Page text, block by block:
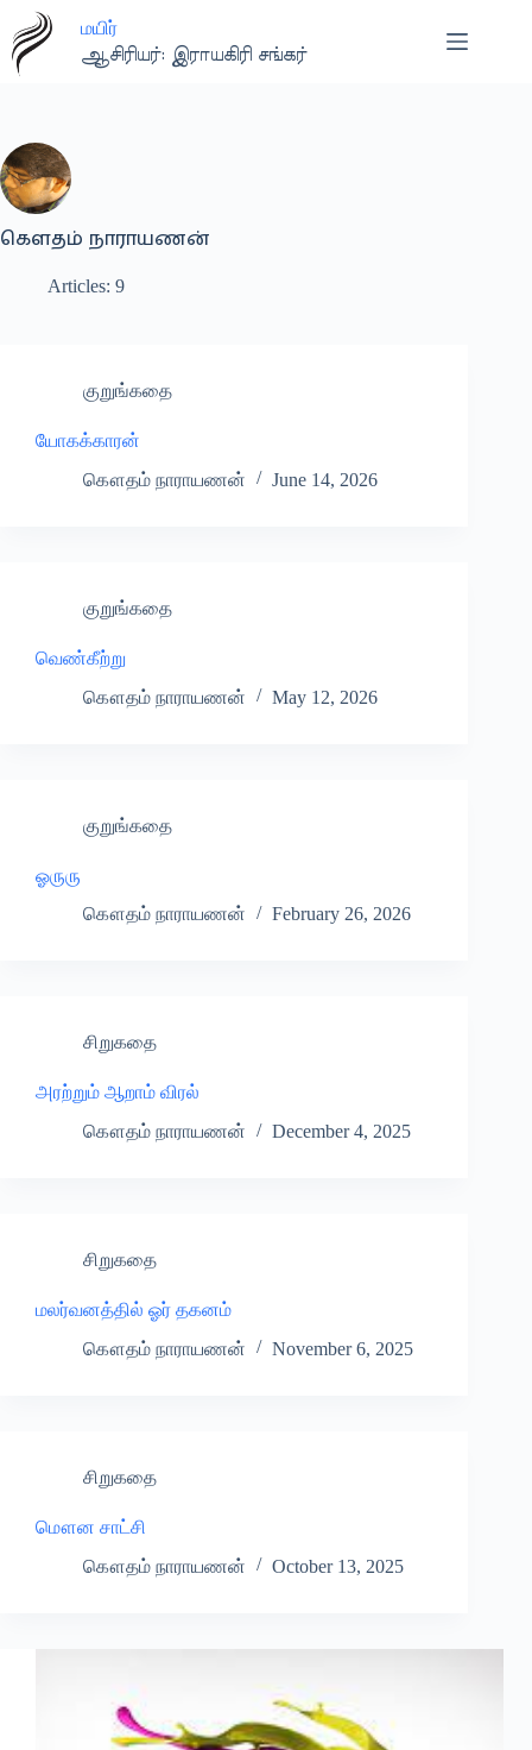
content
மயிர்
ஆசிரியர்: இராயகிரி சங்கர்
கௌதம் நாராயணன்
Articles: 9
குறுங்கதை
யோகக்காரன்
கௌதம் நாராயணன்
June 14, 2026
குறுங்கதை
வெண்கீற்று
கௌதம் நாராயணன்
May 12, 2026
குறுங்கதை
ஓருரு
கௌதம் நாராயணன்
February 26, 2026
சிறுகதை
அரற்றும் ஆறாம் விரல்
கௌதம் நாராயணன்
December 4, 2025
சிறுகதை
மலர்வனத்தில் ஓர் தகனம்
கௌதம் நாராயணன்
November 6, 2025
சிறுகதை
மௌன சாட்சி
கௌதம் நாராயணன்
October 13, 2025